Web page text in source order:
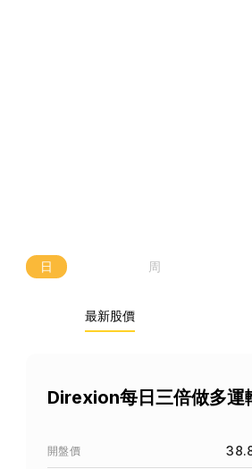
日 周
最新股價
Direxion每日三倍做多運
開盤價